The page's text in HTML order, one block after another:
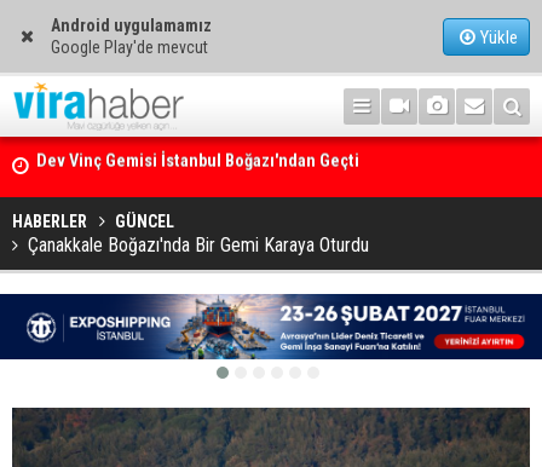
Android uygulamamız
Google Play'de mevcut
Yükle
Ege Denizi’nin En Büyük Mercan Ormanı
HABERLER GÜNCEL
Çanakkale Boğazı'nda Bir Gemi Karaya Oturdu